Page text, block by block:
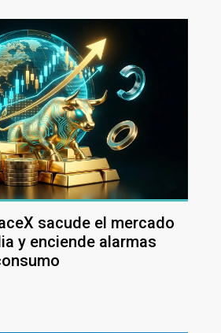
sacude el mercado
y enciende alarmas